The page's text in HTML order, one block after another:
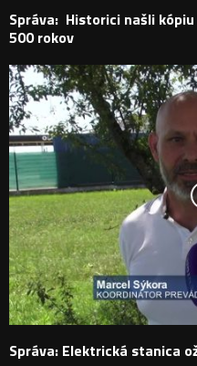
Správa: Historici našli
500 rokov
Správa: Elektrická stanica